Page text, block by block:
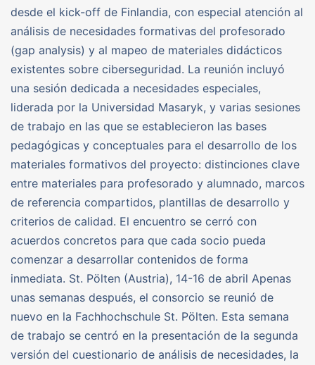
desde el kick-off de Finlandia, con especial atención al
análisis de necesidades formativas del profesorado
(gap analysis) y al mapeo de materiales didácticos
existentes sobre ciberseguridad. La reunión incluyó
una sesión dedicada a necesidades especiales,
liderada por la Universidad Masaryk, y varias sesiones
de trabajo en las que se establecieron las bases
pedagógicas y conceptuales para el desarrollo de los
materiales formativos del proyecto: distinciones clave
entre materiales para profesorado y alumnado, marcos
de referencia compartidos, plantillas de desarrollo y
criterios de calidad. El encuentro se cerró con
acuerdos concretos para que cada socio pueda
comenzar a desarrollar contenidos de forma
inmediata. St. Pölten (Austria), 14-16 de abril Apenas
unas semanas después, el consorcio se reunió de
nuevo en la Fachhochschule St. Pölten. Esta semana
de trabajo se centró en la presentación de la segunda
versión del cuestionario de análisis de necesidades, la